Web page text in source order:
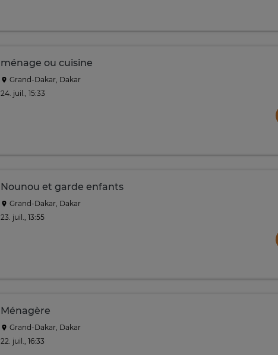
ménage ou cuisine
Grand-Dakar, Dakar
24. juil., 15:33
Nounou et garde enfants
Grand-Dakar, Dakar
23. juil., 13:55
Ménagère
Grand-Dakar, Dakar
22. juil., 16:33